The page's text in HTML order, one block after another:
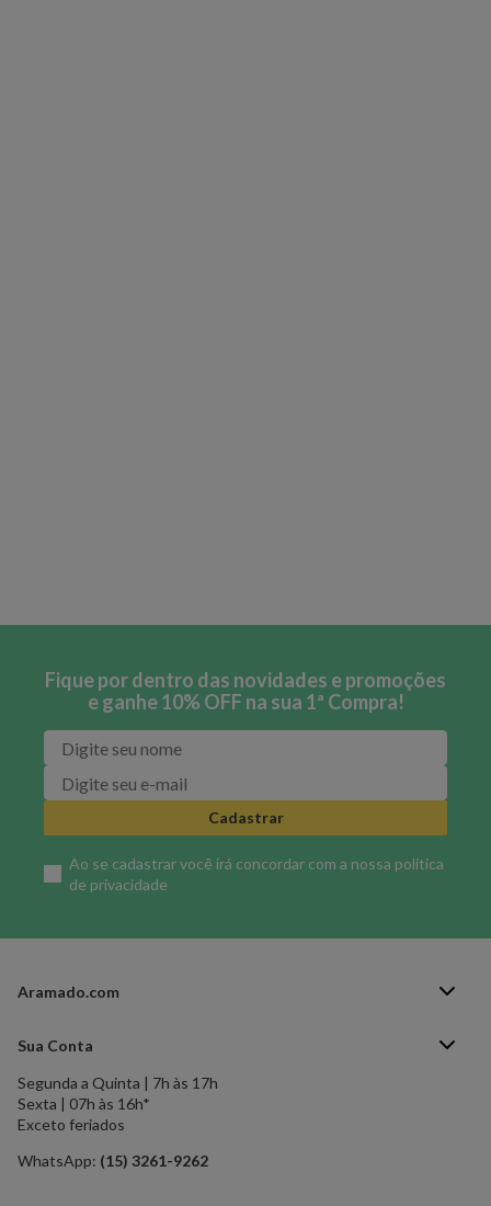
Fique por dentro das novidades e promoções
e ganhe 10% OFF na sua 1ª Compra!
Cadastrar
Ao se cadastrar você irá concordar com a nossa política
de privacidade
Aramado.com
Blog Aramado.com
Política de Privacidade
Política de Troca e Devolução
Política de Frete Grátis
Sua Conta
Minha Conta
Meus pedidos
Segunda a Quinta | 7h às 17h
Sexta | 07h às 16h*
Exceto feriados
WhatsApp: (15) 3261-9262